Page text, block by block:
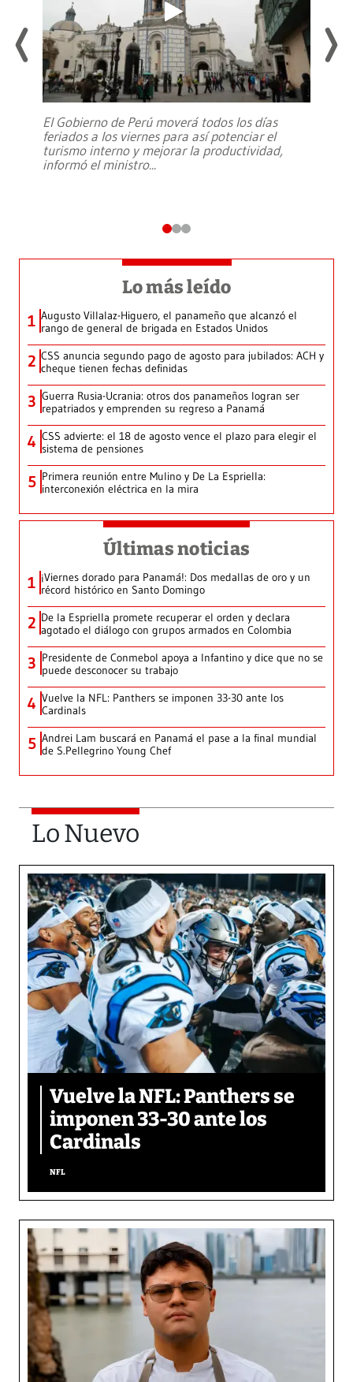
El Gobierno de Perú moverá todos los días
feriados a los viernes para así potenciar el
turismo interno y mejorar la productividad,
informó el ministro...
Lo más leído
1 Augusto Villalaz-Higuero, el panameño que alcanzó el
rango de general de brigada en Estados Unidos
2 CSS anuncia segundo pago de agosto para jubilados: ACH y
cheque tienen fechas definidas
3 Guerra Rusia-Ucrania: otros dos panameños logran ser
repatriados y emprenden su regreso a Panamá
4 CSS advierte: el 18 de agosto vence el plazo para elegir el
sistema de pensiones
5 Primera reunión entre Mulino y De La Espriella:
interconexión eléctrica en la mira
Últimas noticias
1 ¡Viernes dorado para Panamá!: Dos medallas de oro y un
récord histórico en Santo Domingo
2 De la Espriella promete recuperar el orden y declara
agotado el diálogo con grupos armados en Colombia
3 Presidente de Conmebol apoya a Infantino y dice que no se
puede desconocer su trabajo
4 Vuelve la NFL: Panthers se imponen 33-30 ante los
Cardinals
5 Andrei Lam buscará en Panamá el pase a la final mundial
de S.Pellegrino Young Chef
Lo Nuevo
Vuelve la NFL: Panthers se
imponen 33-30 ante los
Cardinals
NFL